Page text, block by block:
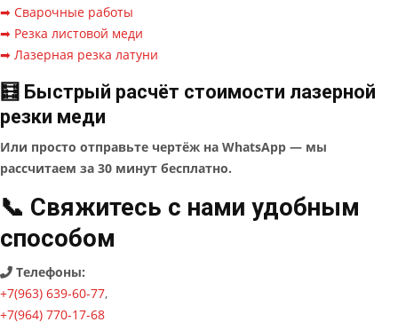
➡ Сварочные работы
➡ Резка листовой меди
➡ Лазерная резка латуни
🧮 Быстрый расчёт стоимости лазерной
резки меди
Или просто отправьте чертёж на WhatsApp — мы
рассчитаем за 30 минут бесплатно.
📞 Свяжитесь с нами удобным
способом
Телефоны:
+7(963) 639-60-77,
+7(964) 770-17-68